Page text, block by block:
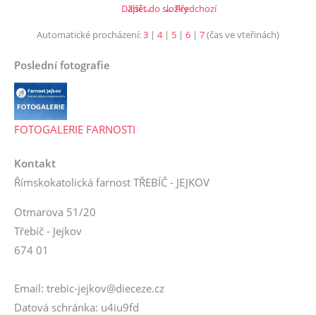
← Předchozí
Další →
Zpět do složky
Automatické procházení:3 | 4| 5 | 6 | 7(čas ve vteřinách)
Poslední fotografie
FOTOGALERIE FARNOSTI
Kontakt
Římskokatolická farnost TŘEBÍČ - JEJKOV
Otmarova 51/20
Třebíč - Jejkov
674 01
Email: trebic-jejkov@dieceze.cz
Datová schránka: u4iu9fd